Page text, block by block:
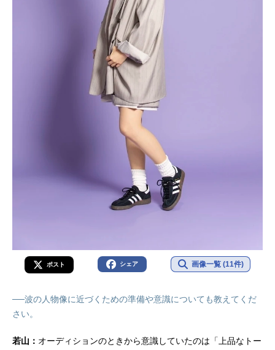
ポスト シェア 画像一覧 (11件)
──波の人物像に近づくための準備や意識についても教えてくだ
さい。
若山： オーディションのときから意識していたのは「上品なトー